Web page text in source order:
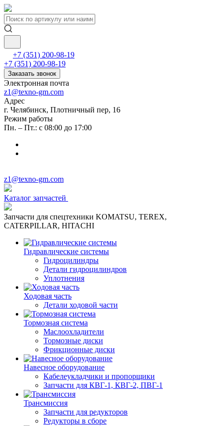
+7 (351) 200-98-19
+7 (351) 200-98-19
Заказать звонок
Электронная почта
z1@texno-gm.com
Адрес
г. Челябинск, Плотничный пер, 16
Режим работы
Пн. – Пт.: с 08:00 до 17:00
z1@texno-gm.com
Каталог запчастей
Запчасти для спецтехники KOMATSU, TEREX,
CATERPILLAR, HITACHI
Гидравлические системы
Гидроцилиндры
Детали гидроцилиндров
Уплотнения
Ходовая часть
Детали ходовой части
Тормозная система
Маслоохладители
Тормозные диски
Фрикционные диски
Навесное оборудование
Кабелеукладчики и пропорщики
Запчасти для КВГ-1, КВГ-2, ПВГ-1
Трансмиссия
Запчасти для редукторов
Редукторы в сборе